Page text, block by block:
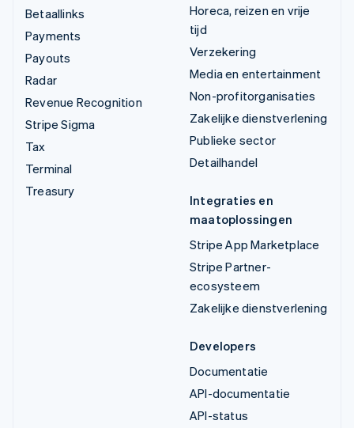
Betaallinks
Payments
Payouts
Radar
Revenue Recognition
Stripe Sigma
Tax
Terminal
Treasury
Horeca, reizen en vrije
tijd
Verzekering
Media en entertainment
Non-profitorganisaties
Zakelijke dienstverlening
Publieke sector
Detailhandel
Integraties en
maatoplossingen
Stripe App Marketplace
Stripe Partner-
ecosysteem
Zakelijke dienstverlening
Developers
Documentatie
API-documentatie
API-status